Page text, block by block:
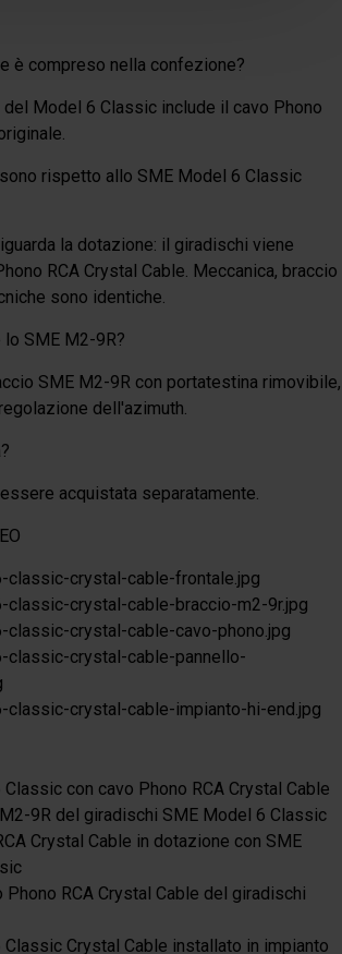
è compreso nella confezione?
Model 6 Classic include il cavo Phono
rispetto allo SME Model 6 Classic
la dotazione: il giradischi viene
RCA Crystal Cable. Meccanica, braccio
sono identiche.
SME M2-9R?
SME M2-9R con portatestina rimovibile,
dell'azimuth.
acquistata separatamente.
classic-crystal-cable-frontale.jpg
classic-crystal-cable-braccio-m2-9r.jpg
classic-crystal-cable-cavo-phono.jpg
classic-crystal-cable-pannello-
classic-crystal-cable-impianto-hi-end.jpg
con cavo Phono RCA Crystal Cable
9R del giradischi SME Model 6 Classic
Crystal Cable in dotazione con SME
Phono RCA Crystal Cable del giradischi
Classic Crystal Cable installato in impianto